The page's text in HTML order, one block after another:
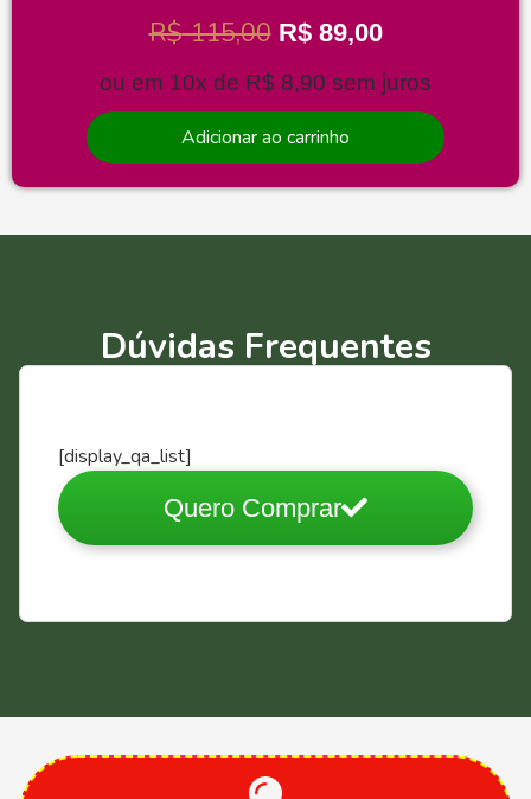
R$115,00 R$89,00
ou em 10x de R$ 8,90 sem juros
Adicionar ao carrinho
Dúvidas Frequentes
[display_qa_list]
Quero Comprar